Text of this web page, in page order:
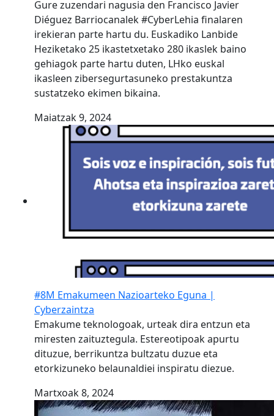
Gure zuzendari nagusia den Francisco Javier
Diéguez Barriocanalek #CyberLehia finalaren
irekieran parte hartu du. Euskadiko Lanbide
Heziketako 25 ikastetxetako 280 ikaslek baino
gehiagok parte hartu duten, LHko euskal
ikasleen zibersegurtasuneko prestakuntza
sustatzeko ekimen bikaina.
Maiatzak 9, 2024
#8M Emakumeen Nazioarteko Eguna |
Cyberzaintza
Emakume teknologoak, urteak dira entzun eta
miresten zaituztegula. Estereotipoak apurtu
dituzue, berrikuntza bultzatu duzue eta
etorkizuneko belaunaldiei inspiratu diezue.
Martxoak 8, 2024